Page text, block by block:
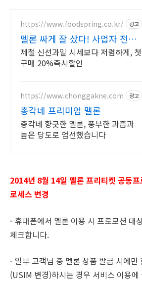
https://www.foodspring.co.kr/ 광고
멜론 싸게 잘 샀다! 사업자 전용
특가
제철 신선과일 시세보다 저렴하게, 첫
구매 20%즉시할인
https://www.chonggakne.com 광고
총각네 프리미엄 멜론
총각네 향긋한 멜론, 풍부한 과즙과
높은 당도로 엄선했습니다
2014년 8월 14일 멜론 프리티켓 공동
로세스 변경
- 휴대폰에서 멜론 이용 시 프로모션 대
체크합니다.
- 일부 고객님 중 멜론 상품 발급 시에만
(USIM 변경)하시는 경우 서비스 이용에